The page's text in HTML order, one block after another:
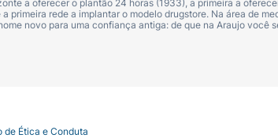
a oferecer o plantão 24 horas (1933), a primeira a
primeira rede a implantar o modelo drugstore. Na área de
novo para uma confiança antiga: de que na Araujo você
de Ética e Conduta